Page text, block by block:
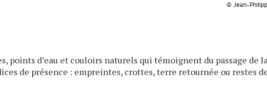
© Jean-
points d’eau et couloirs naturels qui témoignent du passage de
de présence : empreintes, crottes, terre retournée ou restes